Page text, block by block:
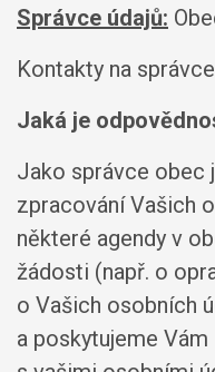
Správce údajů:
Kontakty na
Jaká je
Jako správce obec
zpracování Vašich
některé agendy v
žádosti (např. o
o Vašich osobních
a poskytujeme